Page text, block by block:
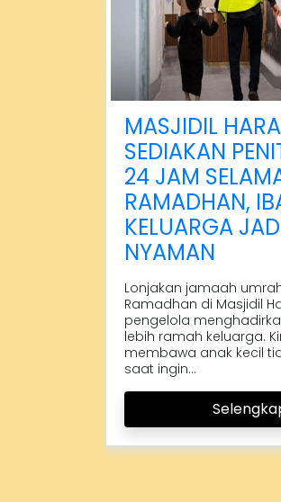
MASJIDIL
SEDIAKAN
24 JAM
RAMADHAN,
KELUARGA
NYAMAN
Lonjakan jamaah
Ramadhan di Masjidil
pengelola
lebih ramah keluarga.
membawa anak kecil
saat ingin...